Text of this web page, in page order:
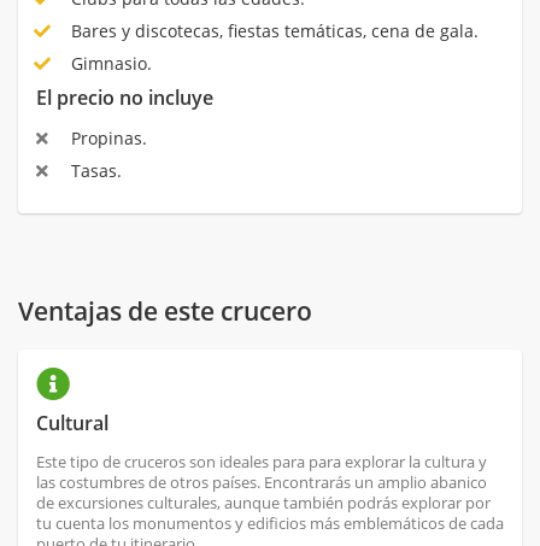
Bares y discotecas, fiestas temáticas, cena de gala.
Gimnasio.
El precio no incluye
Propinas.
Tasas.
Ventajas de este crucero
Cultural
Este tipo de cruceros son ideales para para explorar la cultura y
las costumbres de otros países. Encontrarás un amplio abanico
de excursiones culturales, aunque también podrás explorar por
tu cuenta los monumentos y edificios más emblemáticos de cada